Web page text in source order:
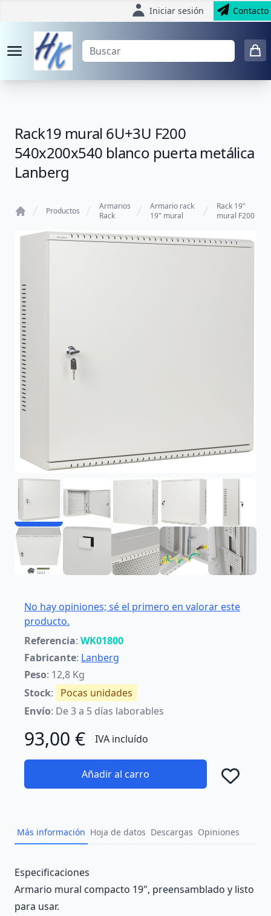
Iniciar sesión Contacto
Rack19 mural 6U+3U F200
540x200x540 blanco puerta metálica
Lanberg
Productos
Armarios
Rack
Armario rack
19" mural
Rack 19"
mural F200
No hay opiniones; sé el primero en valorar este
producto.
Referencia: WK01800
Fabricante: Lanberg
Peso: 12,8 Kg
Stock:
Pocas unidades
Envío: De 3 a 5 días laborables
93,00 € IVA incluído
Añadir al carro
Más información Hoja de datos Descargas Opiniones
Description
Especificaciones
Armario mural compacto 19", preensamblado y listo
para usar.